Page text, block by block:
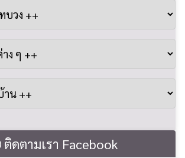
ติดตามเรา Facebook